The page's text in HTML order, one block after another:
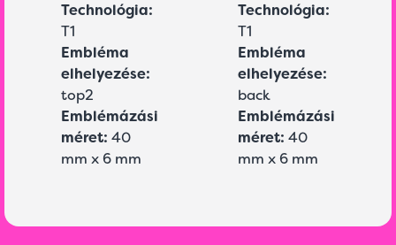
Technológia:
T1
Embléma
elhelyezése:
top2
Emblémázási
méret: 40
mm x 6 mm
Technológia:
T1
Embléma
elhelyezése:
back
Emblémázási
méret: 40
mm x 6 mm